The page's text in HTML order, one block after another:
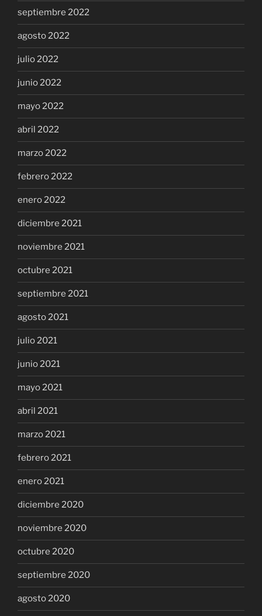
septiembre 2022
agosto 2022
julio 2022
junio 2022
mayo 2022
abril 2022
marzo 2022
febrero 2022
enero 2022
diciembre 2021
noviembre 2021
octubre 2021
septiembre 2021
agosto 2021
julio 2021
junio 2021
mayo 2021
abril 2021
marzo 2021
febrero 2021
enero 2021
diciembre 2020
noviembre 2020
octubre 2020
septiembre 2020
agosto 2020